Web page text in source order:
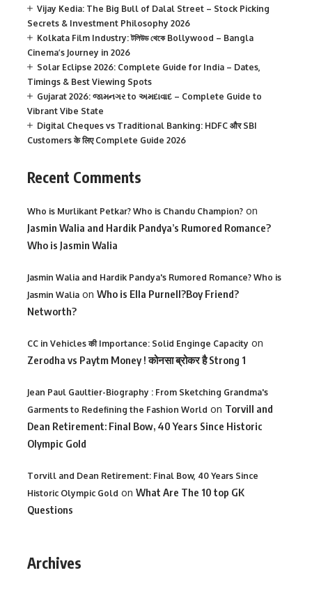
Vijay Kedia: The Big Bull of Dalal Street – Stock Picking
Secrets & Investment Philosophy 2026
Kolkata Film Industry: টলিউড থেকে Bollywood – Bangla
Cinema’s Journey in 2026
Solar Eclipse 2026: Complete Guide for India – Dates,
Timings & Best Viewing Spots
Gujarat 2026: જામનગર to અમદાવાદ – Complete Guide to
Vibrant Vibe State
Digital Cheques vs Traditional Banking: HDFC और SBI
Customers के लिए Complete Guide 2026
Recent Comments
Who is Murlikant Petkar? Who is Chandu Champion? on
Jasmin Walia and Hardik Pandya’s Rumored Romance?
Who is Jasmin Walia
Jasmin Walia and Hardik Pandya's Rumored Romance? Who is
Jasmin Walia on Who is Ella Purnell?Boy Friend?
Networth?
CC in Vehicles की Importance: Solid Enginge Capacity on
Zerodha vs Paytm Money ! कोनसा ब्रोकर है Strong 1
Jean Paul Gaultier-Biography : From Sketching Grandma's
Garments to Redefining the Fashion World on Torvill and
Dean Retirement: Final Bow, 40 Years Since Historic
Olympic Gold
Torvill and Dean Retirement: Final Bow, 40 Years Since
Historic Olympic Gold on What Are The 10 top GK
Questions
Archives